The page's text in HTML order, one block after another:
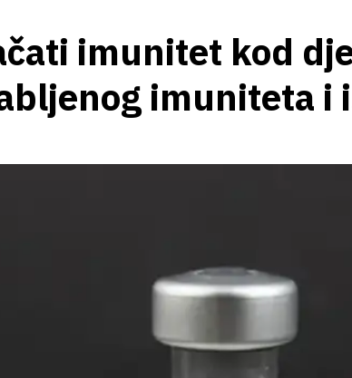
imunitet kod
imuniteta i